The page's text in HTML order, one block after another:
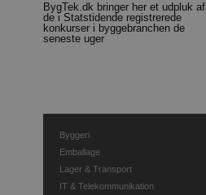
BygTek.dk bringer her et udpluk af
de i Statstidende registrerede
konkurser i byggebranchen de
seneste uger
Byggeri
Emballage
Lager & Transport
IT & Telekommunikation